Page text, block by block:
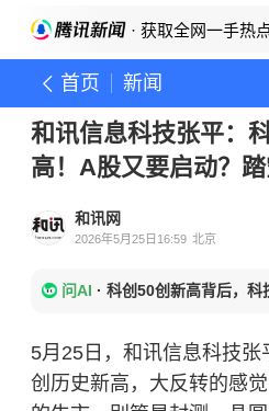
· 获取全网一手热
首页 新闻
和讯信息科技张平：
高！A股又要启动？
和讯网
2026年5月25日16:59 北京
问AI · 科创50创新高背后，科
5月25日，和讯信息科技
创历史新高，大反转的感